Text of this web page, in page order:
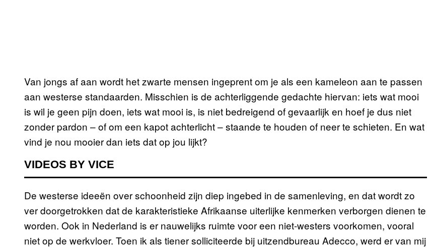
Van jongs af aan wordt het zwarte mensen ingeprent om je als een kameleon aan te passen
aan westerse standaarden. Misschien is de achterliggende gedachte hiervan: iets wat mooi
is wil je geen pijn doen, iets wat mooi is, is niet bedreigend of gevaarlijk en hoef je dus niet
zonder pardon – of om een kapot achterlicht – staande te houden of neer te schieten. En wat
vind je nou mooier dan iets dat op jou lijkt?
VIDEOS BY VICE
De westerse ideeën over schoonheid zijn diep ingebed in de samenleving, en dat wordt zo
ver doorgetrokken dat de karakteristieke Afrikaanse uiterlijke kenmerken verborgen dienen te
worden. Ook in Nederland is er nauwelijks ruimte voor een niet-westers voorkomen, vooral
niet op de werkvloer. Toen ik als tiener solliciteerde bij uitzendbureau Adecco, werd er van mij